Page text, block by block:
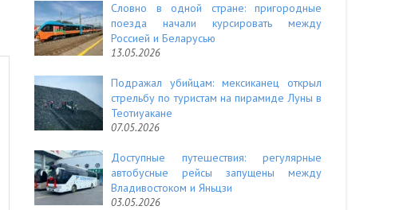
Словно в одной стране: пригородные
поезда начали курсировать между
Россией и Беларусью
13.05.2026
Подражал убийцам: мексиканец открыл
стрельбу по туристам на пирамиде Луны в
Теотиуакане
07.05.2026
Доступные путешествия: регулярные
автобусные рейсы запущены между
Владивостоком и Яньцзи
03.05.2026